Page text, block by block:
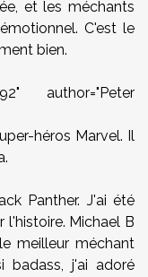
et les méchants
C'est le
bien.
author="Peter
héros Marvel. Il
Panther. J'ai été
l'histoire. Michael B
meilleur méchant
badass, j'ai adoré